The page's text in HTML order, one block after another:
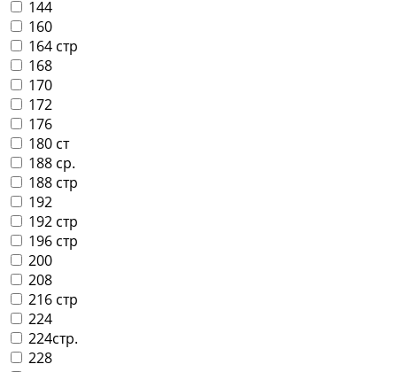
144
160
164 стр
168
170
172
176
180 ст
188 ср.
188 стр
192
192 стр
196 стр
200
208
216 стр
224
224стр.
228